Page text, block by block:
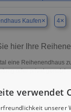
Kaufen× 4×
hier Ihre
eine Reihenendhaus
oder privat genutzt
Objekte finden.
verwendet
unserer